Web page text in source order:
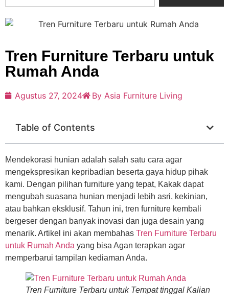
Tren Furniture Terbaru untuk
Rumah Anda
Agustus 27, 2024 By Asia Furniture Living
Table of Contents
Mendekorasi hunian adalah salah satu cara agar
mengekspresikan kepribadian beserta gaya hidup pihak
kami. Dengan pilihan furniture yang tepat, Kakak dapat
mengubah suasana hunian menjadi lebih asri, kekinian,
atau bahkan eksklusif. Tahun ini, tren furniture kembali
bergeser dengan banyak inovasi dan juga desain yang
menarik. Artikel ini akan membahas Tren Furniture Terbaru
untuk Rumah Anda yang bisa Agan terapkan agar
memperbarui tampilan kediaman Anda.
Tren Furniture Terbaru untuk Tempat tinggal Kalian